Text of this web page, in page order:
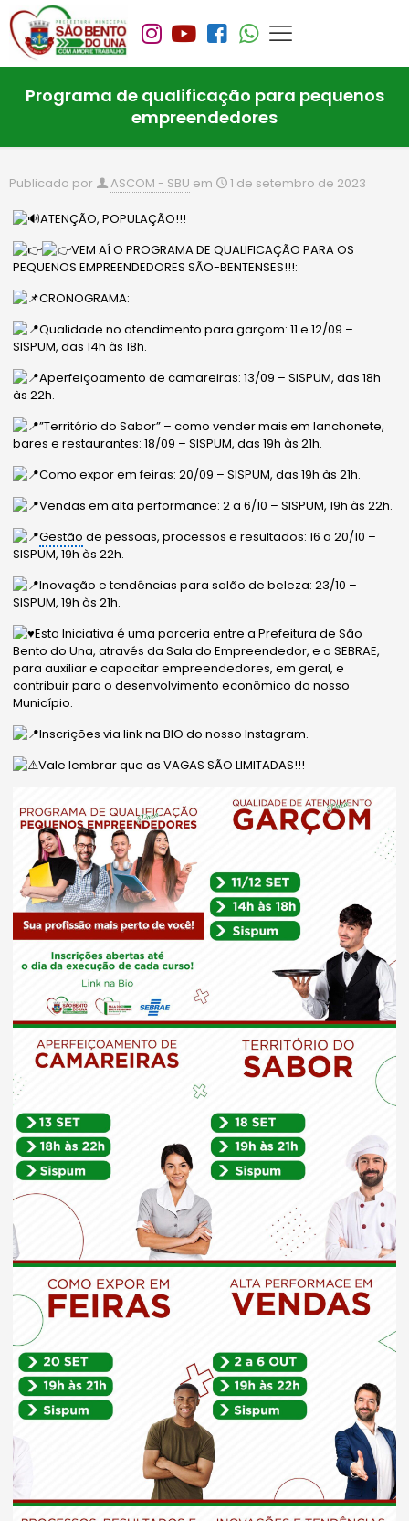
Programa de qualificação para pequenos
empreendedores
Publicado por ASCOM - SBU em 1 de setembro de 2023
ATENÇÃO, POPULAÇÃO!!!
VEM AÍ O PROGRAMA DE QUALIFICAÇÃO PARA OS
PEQUENOS EMPREENDEDORES SÃO-BENTENSES!!!:
CRONOGRAMA:
Qualidade no atendimento para garçom: 11 e 12/09 –
SISPUM, das 14h às 18h.
Aperfeiçoamento de camareiras: 13/09 – SISPUM, das 18h
às 22h.
”Território do Sabor” – como vender mais em lanchonete,
bares e restaurantes: 18/09 – SISPUM, das 19h às 21h.
Como expor em feiras: 20/09 – SISPUM, das 19h às 21h.
Vendas em alta performance: 2 a 6/10 – SISPUM, 19h às 22h.
Gestão de pessoas, processos e resultados: 16 a 20/10 –
SISPUM, 19h às 22h.
Inovação e tendências para salão de beleza: 23/10 –
SISPUM, 19h às 21h.
Esta Iniciativa é uma parceria entre a Prefeitura de São
Bento do Una, através da Sala do Empreendedor, e o SEBRAE,
para auxiliar e capacitar empreendedores, em geral, e
contribuir para o desenvolvimento econômico do nosso
Município.
Inscrições via link na BIO do nosso Instagram.
Vale lembrar que as VAGAS SÃO LIMITADAS!!!